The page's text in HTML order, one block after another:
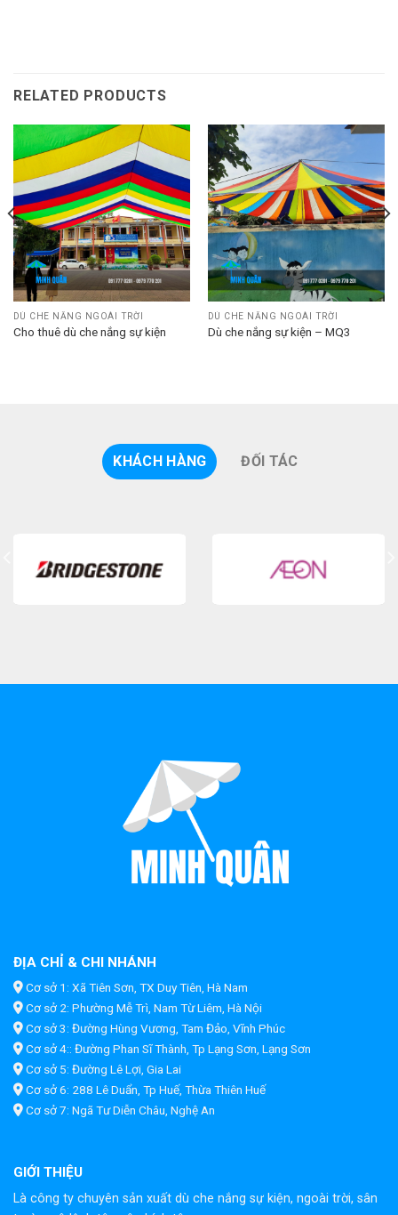
RELATED PRODUCTS
DÙ CHE NẮNG NGOÀI TRỜI
Cho thuê dù che nắng sự kiện
DÙ CHE NẮNG NGOÀI TRỜI
Dù che nắng sự kiện – MQ3
KHÁCH HÀNG ĐỐI TÁC
ĐỊA CHỈ & CHI NHÁNH
Cơ sở 1: Xã Tiên Sơn, TX Duy Tiên, Hà Nam
Cơ sở 2: Phường Mễ Trì, Nam Từ Liêm, Hà Nội
Cơ sở 3: Đường Hùng Vương, Tam Đảo, Vĩnh Phúc
Cơ sở 4:: Đường Phan Sĩ Thành, Tp Lạng Sơn, Lạng Sơn
Cơ sở 5: Đường Lê Lợi, Gia Lai
Cơ sở 6: 288 Lê Duẩn, Tp Huế, Thừa Thiên Huế
Cơ sở 7: Ngã Tư Diễn Châu, Nghệ An
GIỚI THIỆU
Là công ty chuyên sản xuất dù che nắng sự kiện, ngoài trời, sân